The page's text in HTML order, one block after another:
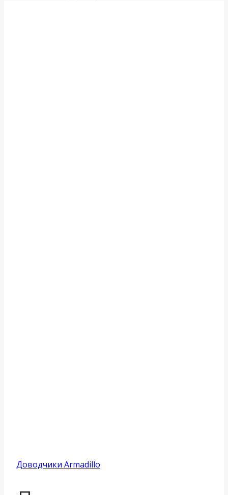
Доводчики Armadillo